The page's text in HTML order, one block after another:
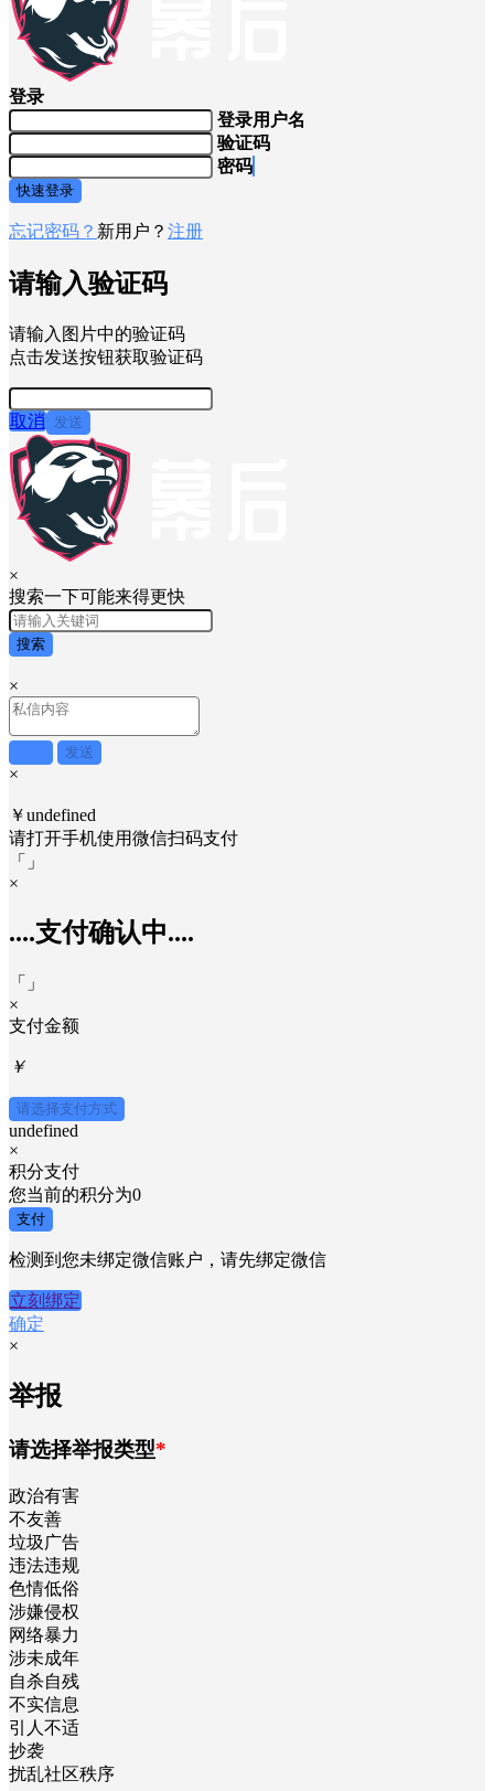
登录
登录用户名
验证码
密码
快速登录
忘记密码？ 新用户？ 注册
请输入验证码
请输入图片中的验证码
点击发送按钮获取验证码
取消 发送
×
搜索一下可能来得更快
搜索
×
发送
×
￥undefined
请打开手机使用微信扫码支付
「
」
×
....支付确认中....
「
」
×
支付金额
￥
请选择支付方式
undefined
×
积分支付
您当前的积分为0
支付
检测到您未绑定微信账户，请先绑定微信
立刻绑定
确定
×
举报
请选择举报类型*
政治有害
不友善
垃圾广告
违法违规
色情低俗
涉嫌侵权
网络暴力
涉未成年
自杀自残
不实信息
引人不适
抄袭
扰乱社区秩序